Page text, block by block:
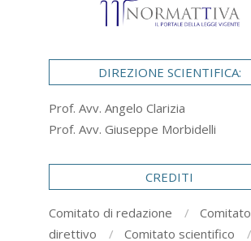
DIREZIONE SCIENTIFICA:
Prof. Avv. Angelo Clarizia
Prof. Avv. Giuseppe Morbidelli
CREDITI
Comitato di redazione
Comitato
direttivo
Comitato scientifico